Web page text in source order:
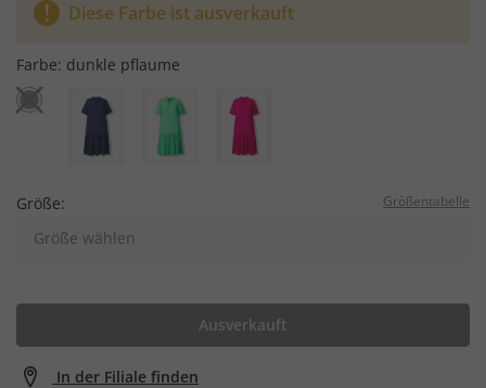
Diese Farbe ist ausverkauft
Farbe: dunkle pflaume
Größe: Größentabelle
Größe wählen
Ausverkauft
In der Filiale finden